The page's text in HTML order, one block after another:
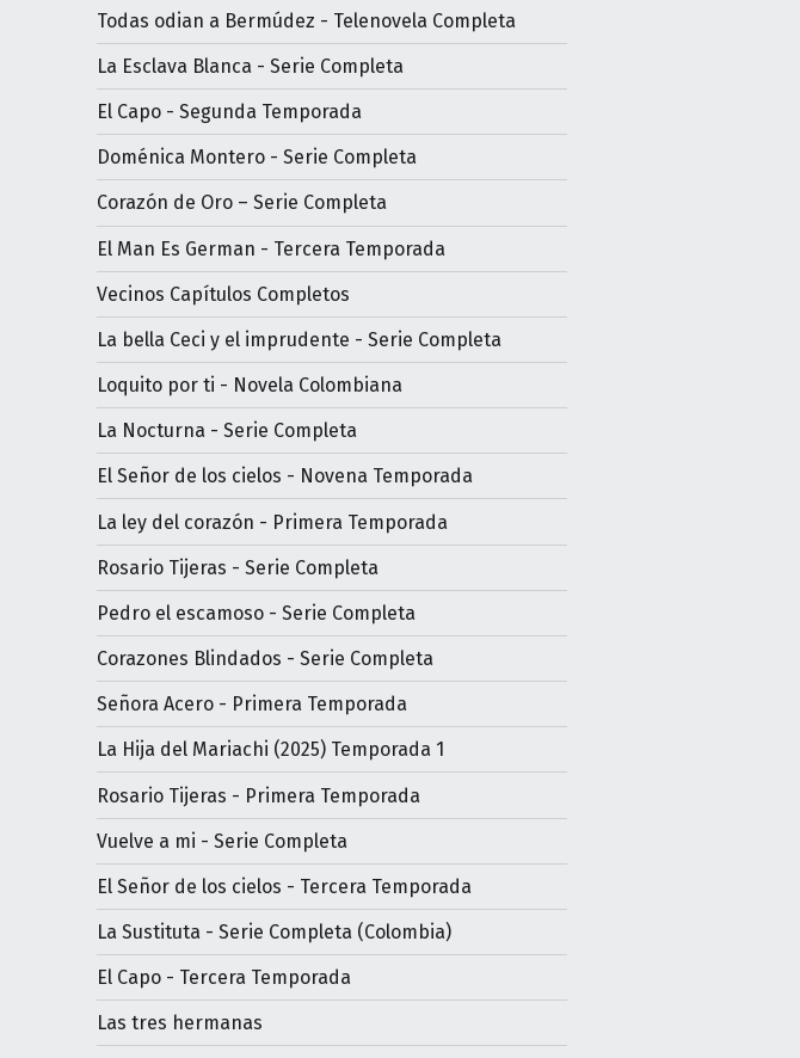
Todas odian a Bermúdez - Telenovela Completa
La Esclava Blanca - Serie Completa
El Capo - Segunda Temporada
Doménica Montero - Serie Completa
Corazón de Oro – Serie Completa
El Man Es German - Tercera Temporada
Vecinos Capítulos Completos
La bella Ceci y el imprudente - Serie Completa
Loquito por ti - Novela Colombiana
La Nocturna - Serie Completa
El Señor de los cielos - Novena Temporada
La ley del corazón - Primera Temporada
Rosario Tijeras - Serie Completa
Pedro el escamoso - Serie Completa
Corazones Blindados - Serie Completa
Señora Acero - Primera Temporada
La Hija del Mariachi (2025) Temporada 1
Rosario Tijeras - Primera Temporada
Vuelve a mi - Serie Completa
El Señor de los cielos - Tercera Temporada
La Sustituta - Serie Completa (Colombia)
El Capo - Tercera Temporada
Las tres hermanas